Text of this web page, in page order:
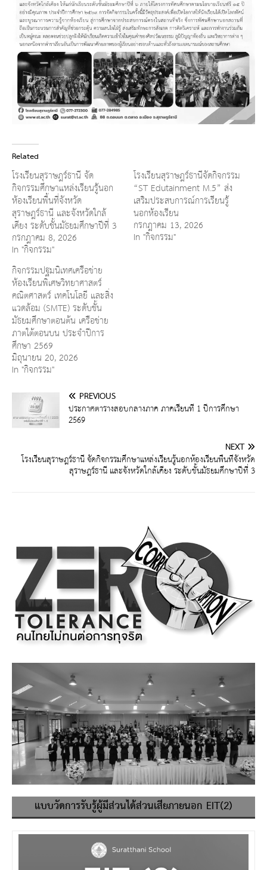
Related
โรงเรียนสุราษฎร์ธานี จัด
กิจกรรมศึกษาแหล่งเรียนรู้นอก
ห้องเรียนพื้นที่จังหวัด
สุราษฎร์ธานี และจังหวัดใกล้
เคียง ระดับชั้นมัธยมศึกษาปีที่ 3
กรกฎาคม 8, 2026
In "กิจกรรม"
โรงเรียนสุราษฎร์ธานีจัดกิจกรรม
“ST Edutainment M.5” ส่ง
เสริมประสบการณ์การเรียนรู้
นอกห้องเรียน
กรกฎาคม 13, 2026
In "กิจกรรม"
กิจกรรมปฐมนิเทศเครือข่าย
ห้องเรียนพิเศษวิทยาศาสตร์
คณิตศาสตร์ เทคโนโลยี และสิ่ง
แวดล้อม (SMTE) ระดับชั้น
มัธยมศึกษาตอนต้น เครือข่าย
ภาตใต้ตอนบน ประจำปีการ
ศึกษา 2569
มิถุนายน 20, 2026
In "กิจกรรม"
PREVIOUS
ประกาศตารางสอบกลางภาค ภาคเรียนที่ 1 ปีการศึกษา
2569
NEXT
โรงเรียนสุราษฎร์ธานี จัดกิจกรรมศึกษาแหล่งเรียนรู้นอกห้องเรียนพื้นที่จังหวัด
สุราษฎร์ธานี และจังหวัดใกล้เคียง ระดับชั้นมัธยมศึกษาปีที่ 3
แบบวัดการรับรู้ผู้มีส่วนได้ส่วนเสียภายนอก EIT(2)